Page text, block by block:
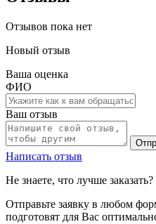
Отзывов пока нет
Новый отзыв
Ваша оценка
ФИО
Ваш отзыв
Написать отзыв
Не знаете, что лучше заказать?
Отправьте заявку в любом
подготовят для Вас